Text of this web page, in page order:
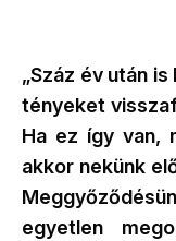
„Száz év után
tényeket
Ha ez így van,
akkor nekünk
egyetlen